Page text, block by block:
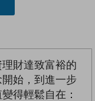
財達致富裕的
始，到進一步
得輕鬆自在：